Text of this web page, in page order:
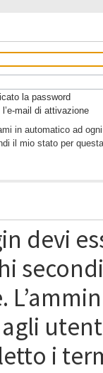
la password
l’e-mail di attivazione
in automatico ad
il mio stato per
devi
i